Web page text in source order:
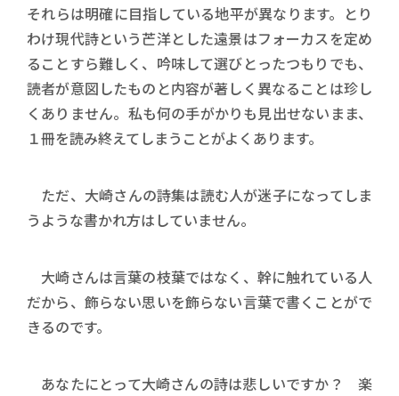
それらは明確に目指している地平が異なります。とり
わけ現代詩という芒洋とした遠景はフォーカスを定め
ることすら難しく、吟味して選びとったつもりでも、
読者が意図したものと内容が著しく異なることは珍し
くありません。私も何の手がかりも見出せないまま、
１冊を読み終えてしまうことがよくあります。
ただ、大崎さんの詩集は読む人が迷子になってしま
うような書かれ方はしていません。
大崎さんは言葉の枝葉ではなく、幹に触れている人
だから、飾らない思いを飾らない言葉で書くことがで
きるのです。
あなたにとって大崎さんの詩は悲しいですか？ 楽